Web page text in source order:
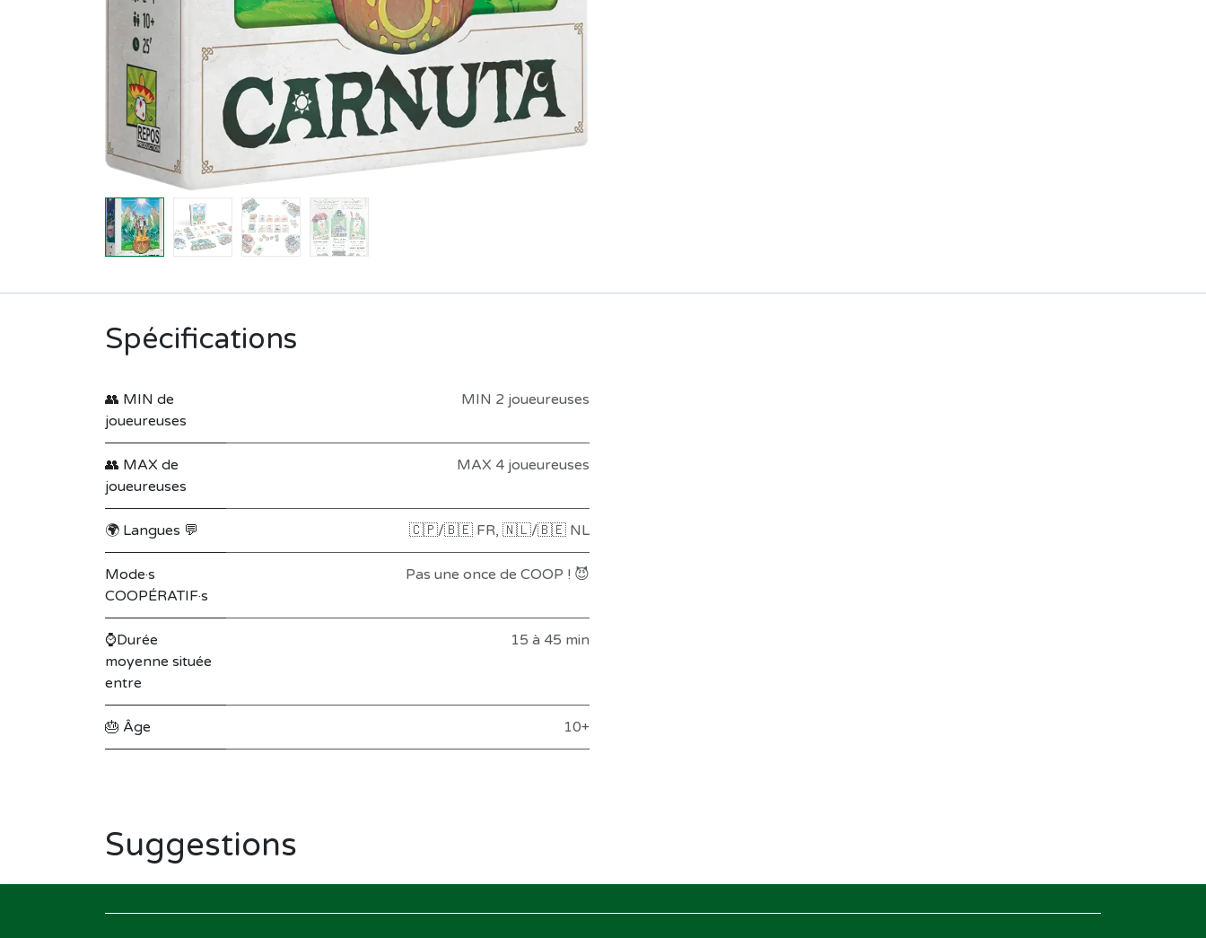
Spécifications
👥 MIN de
joueureuses
MIN 2 joueureuses
👥 MAX de
joueureuses
MAX 4 joueureuses
🌍 Langues 💬 🇨🇵/🇧🇪 FR, 🇳🇱/🇧🇪 NL
Mode·s
COOPÉRATIF·s
Pas une once de COOP ! 😈
⌚Durée
moyenne située
entre
15 à 45 min
🎂 Âge 10+
Suggestions